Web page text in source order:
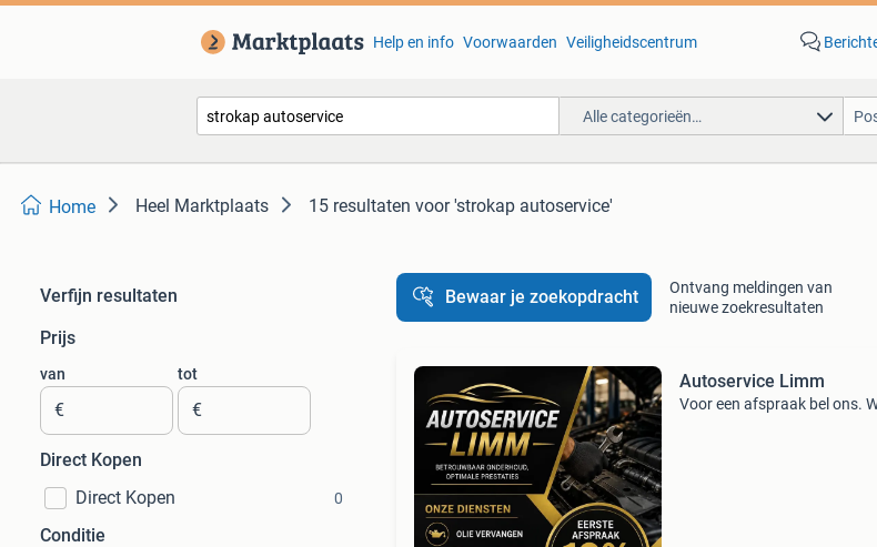
Help en info Voorwaarden Veiligheidscentrum
Alle categorieën…
Home Heel Marktplaats 15 resultaten voor 'strokap autoservice'
Verfijn resultaten
Prijs
van
€
tot
€
Direct Kopen
Direct Kopen
0
Conditie
Bewaar je zoekopdracht
Ontvang meldingen van
nieuwe zoekresultaten
Autoservice Limm
Voor een afspraak bel ons.